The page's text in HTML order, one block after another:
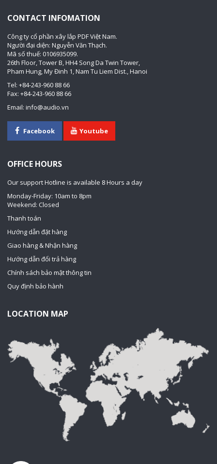
CONTACT INFOMATION
Công ty cổ phần xây lắp PDF Việt Nam.
Người đại diện: Nguyễn Văn Thạch.
Mã số thuế: 0106935099.
26th Floor, Tower B, HH4 Song Da Twin Tower,
Pham Hung, My Đinh 1, Nam Tu Liem Dist., Hanoi
Tel: +84-243-960 88 66
Fax: +84-243-960 88 66
Email: info@audio.vn
Facebook Youtube
OFFICE HOURS
Our support Hotline is available 8 Hours a day
Monday-Friday: 10am to 8pm
Weekend: Closed
Thanh toán
Hướng dẫn đặt hàng
Giao hàng & Nhận hàng
Hướng dẫn đổi trả hàng
Chính sách bảo mật thông tin
Quy định bảo hành
LOCATION MAP